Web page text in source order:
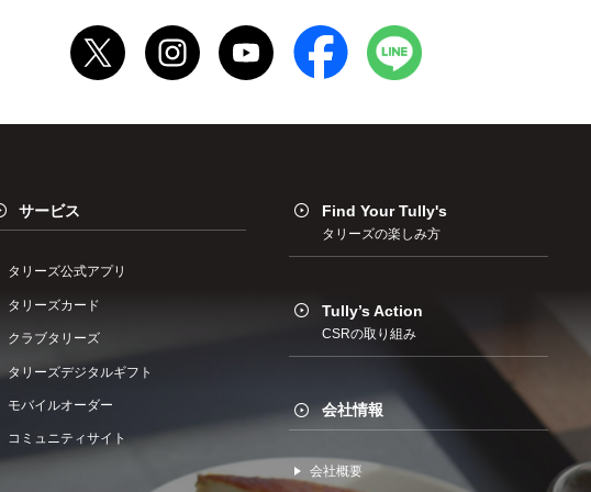
サービス
タリーズ公式アプリ
タリーズカード
クラブタリーズ
タリーズデジタルギフト
モバイルオーダー
コミュニティサイト
Find Your Tully's
タリーズの楽しみ方
Tully’s Action
CSRの取り組み
会社情報
会社概要